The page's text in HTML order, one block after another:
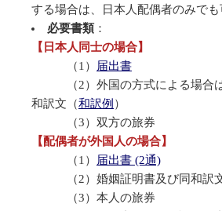
する場合は、日本人配偶者のみでも
必要書類 ：
【日本人同士の場合】
（1）
届出書
（2）外国の方式による場合は
和訳文 （和訳例 ）
（3）双方の旅券
【配偶者が外国人の場合】
（1）
届出書 (2通)
（2）婚姻証明書及び同和訳
（3）本人の旅券